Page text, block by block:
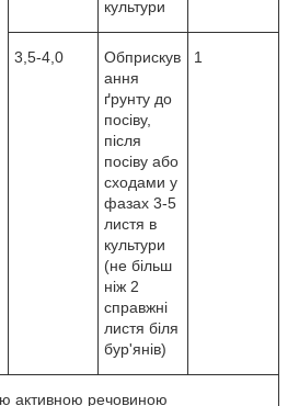
культури
3,5-4,0
Обприскув
ання
ґрунту до
посіву,
після
посіву або
сходами у
фазах 3-5
листя в
культури
(не більш
ніж 2
справжні
листя біля
бур'янів)
1
активною речовиною